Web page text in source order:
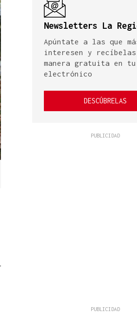
Newsletters La
Apúntate a las que
interesen y recíbelas
manera gratuita en
electrónico
DESCÚBRELAS